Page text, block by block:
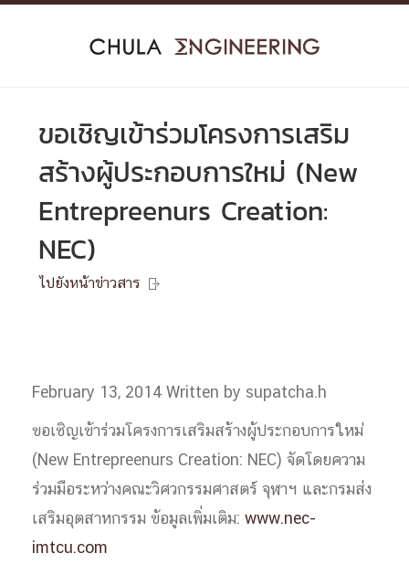
Skip
ขอเชิญเข้าร่วมโครงการเสริม
สร้างผู้ประกอบการใหม่ (New
Entrepreenurs Creation:
NEC)
ไปยังหน้าข่าวสาร 
February 13, 2014Written by supatcha.h
ขอเชิญเข้าร่วมโครงการเสริมสร้างผู้ประกอบการใหม่
(New Entrepreenurs Creation: NEC) จัดโดยความ
ร่วมมือระหว่างคณะวิศวกรรมศาสตร์ จุฬาฯ และกรมส่ง
เสริมอุตสาหกรรม ข้อมูลเพิ่มเติม:www.nec-
imtcu.com